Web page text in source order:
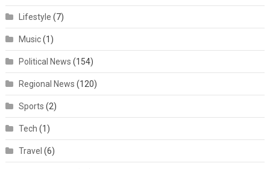
Lifestyle (7)
Music(1)
Political News (154)
Regional News (120)
Sports (2)
Tech (1)
Travel (6)